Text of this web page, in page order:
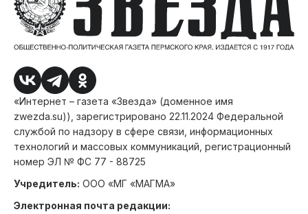
«Интернет – газета «Звезда» (доменное имя
zwezda.su)), зарегистрировано 22.11.2024 Федеральной
службой по надзору в сфере связи, информационных
технологий и массовых коммуникаций, регистрационный
номер ЭЛ № ФС 77 - 88725
Учредитель: ООО «МГ «МАГМА»
Электронная почта редакции: